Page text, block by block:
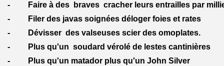
- Faire à des braves cracher leurs entrailles par
- Filer des javas soignées déloger foies et rates
- Dévisser des valseuses scier des omoplates.
- Plus qu'un soudard vérolé de lestes cantinières
- Plus qu'un matador plus qu'un John Silver